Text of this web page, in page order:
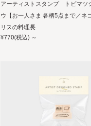
アーティストスタンプ トビマツ
ウ【お一人さま 各柄5点まで／ネ
リスの料理長
¥770(税込) ～